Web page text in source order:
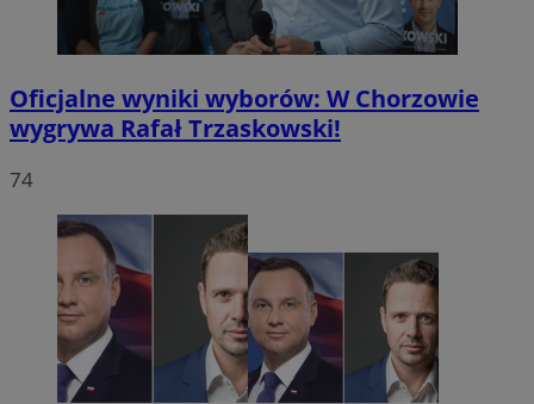
Oficjalne wyniki wyborów: W Chorzowie
wygrywa Rafał Trzaskowski!
74